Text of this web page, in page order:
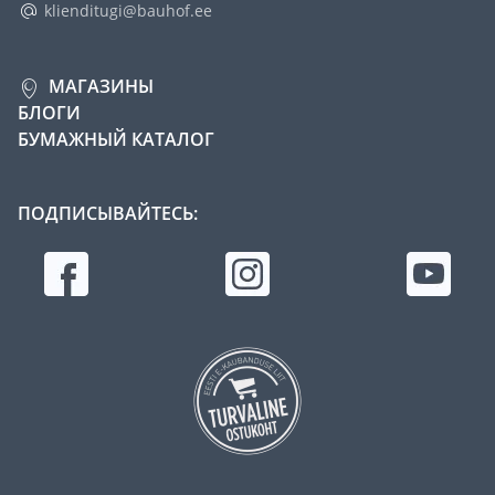
klienditugi@bauhof.ee
МАГАЗИНЫ
БЛОГИ
БУМАЖНЫЙ КАТАЛОГ
ПОДПИСЫВАЙТЕСЬ: